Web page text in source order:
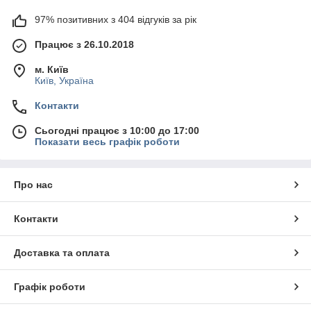
97% позитивних з 404 відгуків за рік
Працює з 26.10.2018
м. Київ
Київ, Україна
Контакти
Сьогодні працює з 10:00 до 17:00
Показати весь графік роботи
Про нас
Контакти
Доставка та оплата
Графік роботи